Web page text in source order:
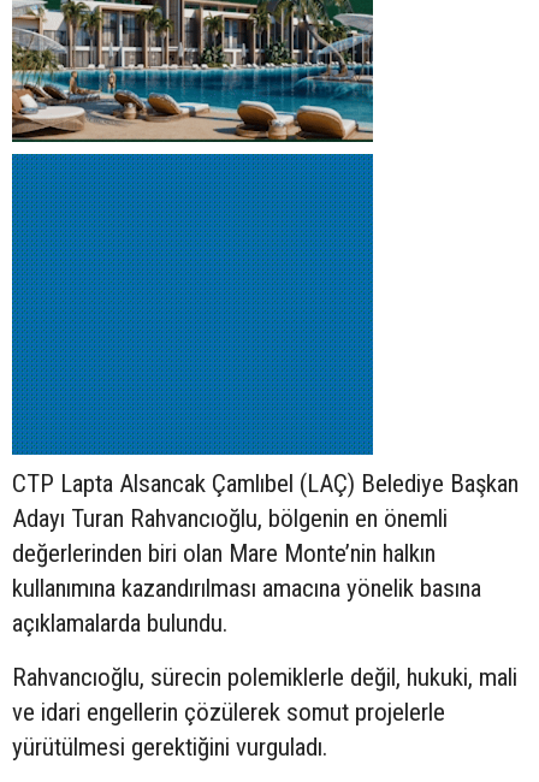
CTP Lapta Alsancak Çamlıbel (LAÇ) Belediye Başkan
Adayı Turan Rahvancıoğlu, bölgenin en önemli
değerlerinden biri olan Mare Monte’nin halkın
kullanımına kazandırılması amacına yönelik basına
açıklamalarda bulundu.
Rahvancıoğlu, sürecin polemiklerle değil, hukuki, mali
ve idari engellerin çözülerek somut projelerle
yürütülmesi gerektiğini vurguladı.